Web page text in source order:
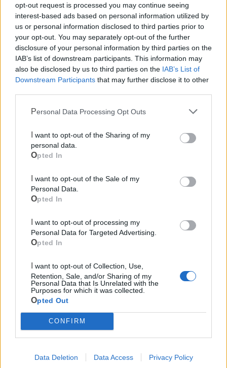
opt-out request is processed you may continue seeing
interest-based ads based on personal information utilized by
us or personal information disclosed to third parties prior to
your opt-out. You may separately opt-out of the further
disclosure of your personal information by third parties on the
IAB’s list of downstream participants. This information may
also be disclosed by us to third parties on the IAB’s List of
Downstream Participants that may further disclose it to other
Personal Data Processing Opt Outs
personal data.
Opted In
Personal Data.
Opted In
Personal Data for Targeted Advertising.
Opted In
Retention, Sale, and/or Sharing of my
Personal Data that Is Unrelated with the
Purposes for which it was collected.
Opted Out
CONFIRM
Data Deletion Data Access Privacy Policy
Mondo CIA
Cia Agricoltori Italiani | Puglia - Area Due
Mari
Scopri tutte le notizie, gli eventi e la Web TV di Cia Puglia - Area
Due Mari
Le ultime notizie di Castellaneta